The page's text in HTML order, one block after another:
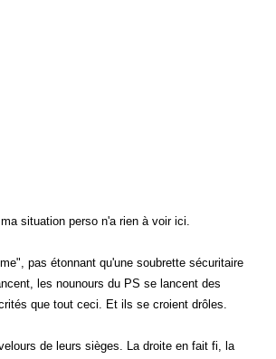
situation perso n'a rien à voir ici.
pas étonnant qu'une soubrette sécuritaire
les nounours du PS se lancent des
que tout ceci. Et ils se croient drôles.
de leurs sièges. La droite en fait fi, la